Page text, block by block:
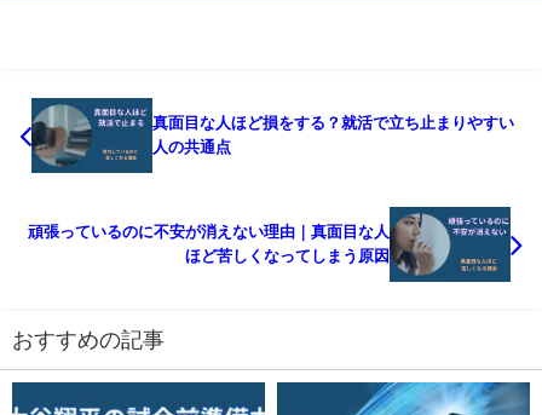
真面目な人ほど損をする？就活で立ち止まりやすい
人の共通点
頑張っているのに不安が消えない理由｜真面目な人
ほど苦しくなってしまう原因
おすすめの記事